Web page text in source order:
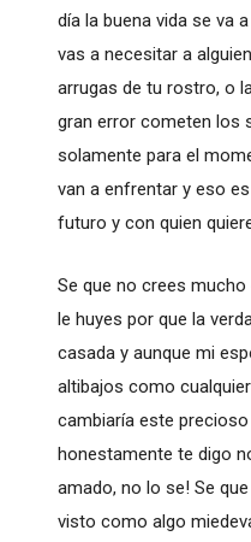
día la buena vida se va
vas a necesitar a
arrugas de tu rostro, o
gran error cometen los
solamente para el
van a enfrentar y eso
futuro y con quien
Se que no crees
le huyes por que la
casada y aunque mi
altibajos como
cambiaría este
honestamente te digo
amado, no lo se! Se
visto como algo